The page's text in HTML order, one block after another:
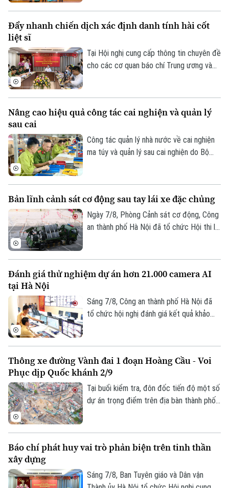
Đẩy nhanh chiến dịch xác định danh tính hài cốt
liệt sĩ
Tại Hội nghị cung cấp thông tin chuyên đề
cho các cơ quan báo chí Trung ương và
thông tin về kết quả triển khai Chiến dịch
tập và xác định danh tính hài cốt liệt sĩ"
trên địa bàn Thủ đô.
Nâng cao hiệu quả công tác cai nghiện và quản lý
sau cai
Công tác quản lý nhà nước về cai nghiện
ma túy và quản lý sau cai nghiện do Bộ
Bản lĩnh cảnh sát cơ động sau tay lái xe đặc chủng
Ngày 7/8, Phòng Cảnh sát cơ động, Công
an thành phố Hà Nội đã tổ chức Hội thi lái
năng xử lý tình huống phức tạp, khẳng
đấu.
Đánh giá thử nghiệm dự án hơn 21.000 camera AI
tại Hà Nội
Sáng 7/8, Công an thành phố Hà Nội đã
tổ chức hội nghị đánh giá kết quả khảo
dựng công trình khẩn cấp của UBND
thành phố. Trung tướng Nguyễn Thanh
Tùng, Giám đốc Công an thành phố yêu
cầu dự án phải bảo đảm chất lượng cao
Thông xe đường Vành đai 1 đoạn Hoàng Cầu - Voi
Phục dịp Quốc khánh 2/9
Tại buổi kiểm tra, đôn đốc tiến độ một số
dự án trọng điểm trên địa bàn thành phố,
Vành đai 1 đoạn Hoàng Cầu - Voi Phục
tại các nút giao phải hoàn thành trước
Báo chí phát huy vai trò phản biện trên tinh thần
xây dựng
Sáng 7/8, Ban Tuyên giáo và Dân vận